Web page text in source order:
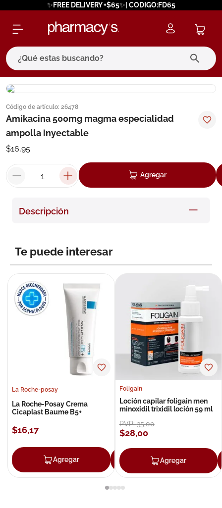
✨FREE DELIVERY +$65✨| CODIGO:FD65
¿Qué estas buscando?
Código de artículo: 26478
Amikacina 500mg magma especialidad
ampolla inyectable
$16,95
Agregar
Descripción
Te puede interesar
La Roche-posay
La Roche-Posay Crema
Cicaplast Baume B5+
$16,17
Agregar Agregar
Foligain
Loción capilar foligain men
minoxidil trixidil loción 59 ml
PVP:35,00
$28,00
Agregar
términos más buscados
1. eucerin
cerave
7. isdin
9 nivea
10.pañales